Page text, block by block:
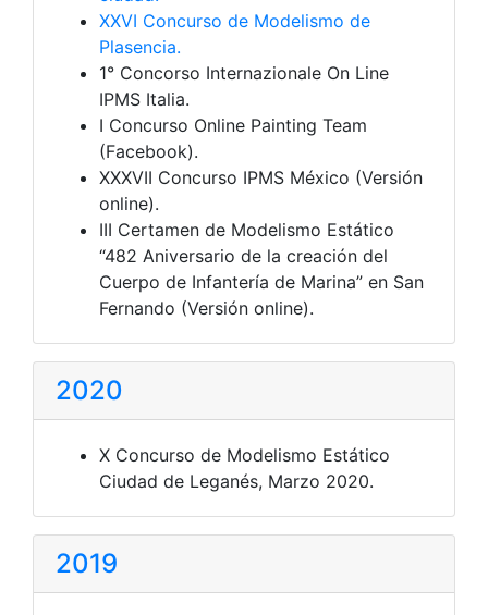
XXVI Concurso de Modelismo de
Plasencia.
1° Concorso Internazionale On Line
IPMS Italia.
I Concurso Online Painting Team
(Facebook).
XXXVII Concurso IPMS México (Versión
online).
III Certamen de Modelismo Estático
“482 Aniversario de la creación del
Cuerpo de Infantería de Marina” en San
Fernando (Versión online).
2020
X Concurso de Modelismo Estático
Ciudad de Leganés, Marzo 2020.
2019